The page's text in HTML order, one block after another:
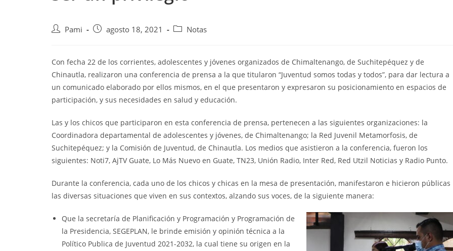
Pami agosto 18, 2021 Notas
Con fecha 22 de los corrientes, adolescentes y jóvenes organizados de Chimaltenango, de Suchitepéquez y de
Chinautla, realizaron una conferencia de prensa a la que titularon “Juventud somos todas y todos”, para dar lectura a
un comunicado elaborado por ellos mismos, en el que presentaron y expresaron su posicionamiento en espacios de
participación, y sus necesidades en salud y educación.
Las y los chicos que participaron en esta conferencia de prensa, pertenecen a las siguientes organizaciones: la
Coordinadora departamental de adolescentes y jóvenes, de Chimaltenango; la Red Juvenil Metamorfosis, de
Suchitepéquez; y la Comisión de Juventud, de Chinautla. Los medios que asistieron a la conferencia, fueron los
siguientes: Noti7, AjTV Guate, Lo Más Nuevo en Guate, TN23, Unión Radio, Inter Red, Red Utzil Noticias y Radio Punto.
Durante la conferencia, cada uno de los chicos y chicas en la mesa de presentación, manifestaron e hicieron públicas
las diversas situaciones que viven en sus contextos, alzando sus voces, de la siguiente manera:
Que la secretaría de Planificación y Programación y Programación de
la Presidencia, SEGEPLAN, le brinde emisión y opinión técnica a la
Político Publica de Juventud 2021-2032, la cual tiene su origen en la